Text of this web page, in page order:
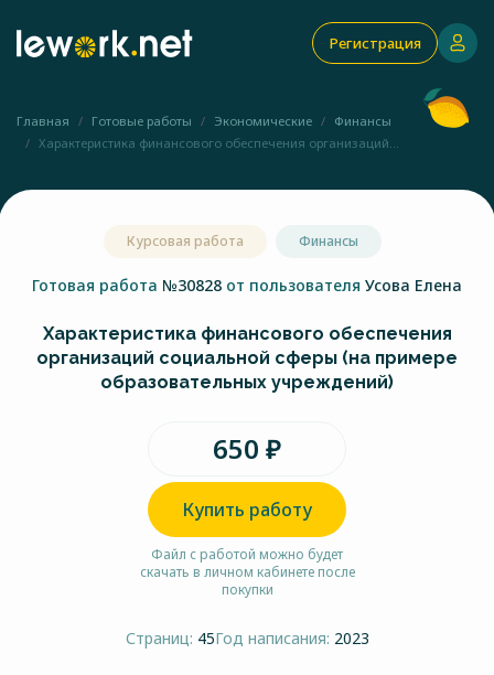
Регистрация
Главная Готовые работы Экономические
Финансы
Характеристика финансового обеспечения организаций...
Курсовая работа Финансы
Готовая работа №30828 от пользователя Усова Елена
Характеристика финансового обеспечения
организаций социальной сферы (на примере
образовательных учреждений)
650 ₽
Купить работу
Файл с работой можно будет
скачать в личном кабинете после
покупки
Страниц: 45Год написания: 2023